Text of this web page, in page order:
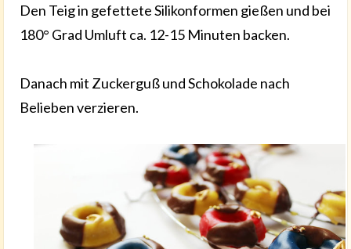
Den Teig in gefettete Silikonformen gießen und bei
180° Grad Umluft ca. 12-15 Minuten backen.
Danach mit Zuckerguß und Schokolade nach
Belieben verzieren.